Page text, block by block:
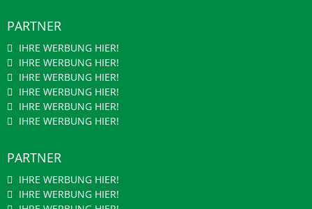
PARTNER
IHRE WERBUNG HIER!
IHRE WERBUNG HIER!
IHRE WERBUNG HIER!
IHRE WERBUNG HIER!
IHRE WERBUNG HIER!
IHRE WERBUNG HIER!
PARTNER
IHRE WERBUNG HIER!
IHRE WERBUNG HIER!